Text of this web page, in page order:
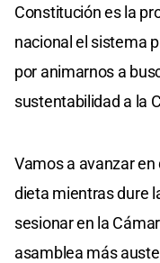
Constitución es la
nacional el sistema
por animarnos a
sustentabilidad a la
Vamos a avanzar
dieta mientras dure
sesionar en la
asamblea más